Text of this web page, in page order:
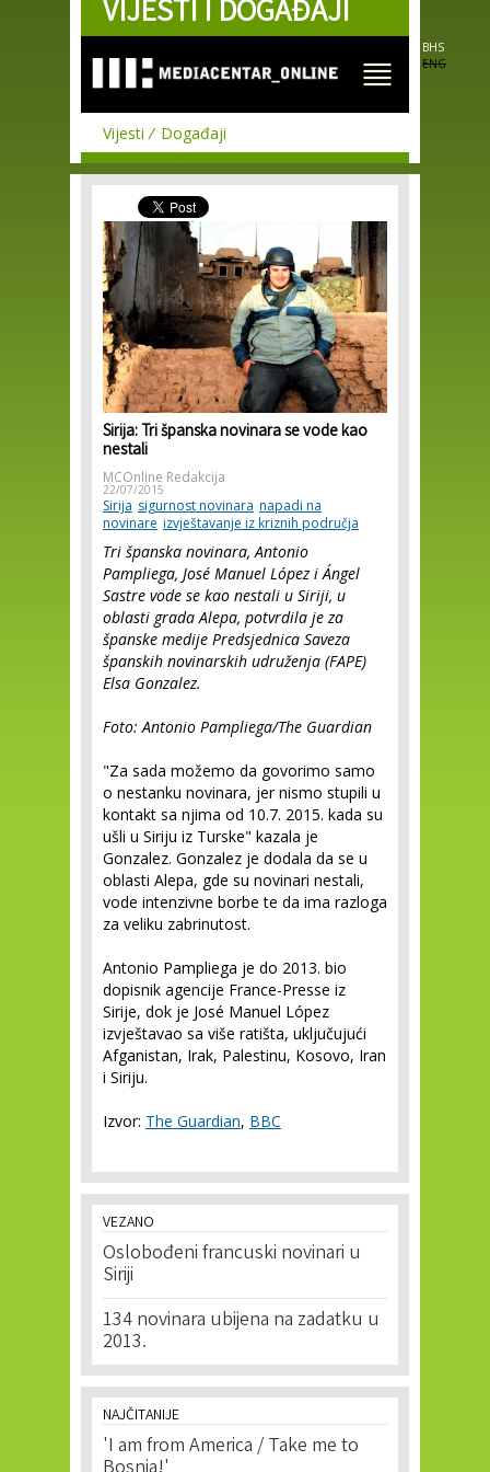
Skip to
main
VIJESTI I DOGAĐAJI
BHS
ENG
Vijesti Događaji
Sirija: Tri španska novinara se vode kao
nestali
MCOnline Redakcija
22/07/2015
Sirija sigurnost novinara napadi na
novinare izvještavanje iz kriznih područja
Tri španska novinara, Antonio
Pampliega, José Manuel López i Ángel
Sastre vode se kao nestali u Siriji, u
oblasti grada Alepa, potvrdila je za
španske medije Predsjednica Saveza
španskih novinarskih udruženja (FAPE)
Elsa Gonzalez.
Foto:Antonio Pampliega/The Guardian
"Za sada možemo da govorimo samo
o nestanku novinara, jer nismo stupili u
kontakt sa njima od 10.7. 2015. kada su
ušli u Siriju iz Turske" kazala je
Gonzalez. Gonzalez je dodala da se u
oblasti Alepa, gde su novinari nestali,
vode intenzivne borbe te da ima razloga
za veliku zabrinutost.
Antonio Pampliega je do 2013. bio
dopisnik agencije France-Presse iz
Sirije, dok je José Manuel López
izvještavao sa više ratišta, uključujući
Afganistan, Irak, Palestinu, Kosovo, Iran
i Siriju.
Izvor: The Guardian, BBC
VEZANO
Oslobođeni francuski novinari u
Siriji
134 novinara ubijena na zadatku u
2013.
NAJČITANIJE
'I am from America / Take me to